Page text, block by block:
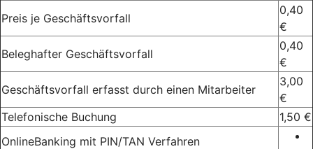
Preis je Geschäftsvorfall
0,40
€
Beleghafter Geschäftsvorfall
0,40
€
Geschäftsvorfall erfasst durch einen Mitarbeiter
3,00
€
Telefonische Buchung
1,50 €
OnlineBanking mit PIN/TAN Verfahren